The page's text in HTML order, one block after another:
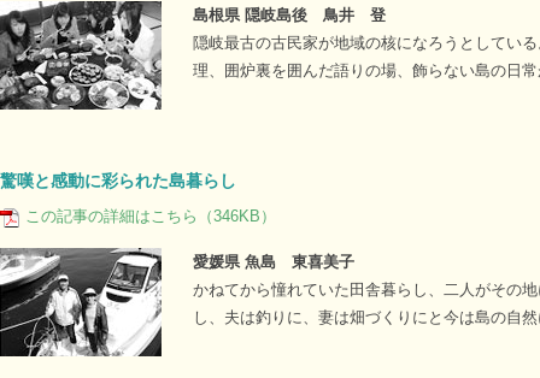
島根県 隠岐島後 鳥井 登
隠岐最古の古民家が地域の核になろうとしてい
理、囲炉裏を囲んだ語りの場、飾らない島の日
驚嘆と感動に彩られた島暮らし
この記事の詳細はこちら（346KB）
愛媛県 魚島 東喜美子
かねてから憧れていた田舎暮らし、二人がその
し、夫は釣りに、妻は畑づくりにと今は島の自